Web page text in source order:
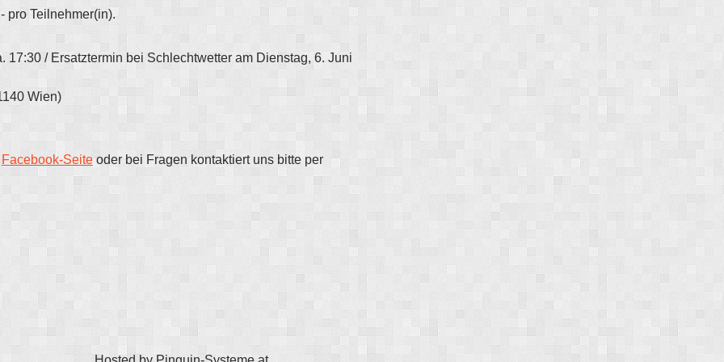
pro Teilnehmer(in).
/ Ersatztermin bei Schlechtwetter am Dienstag, 6. Juni
Wien)
Facebook-Seiteoder bei Fragen kontaktiert uns bitte per